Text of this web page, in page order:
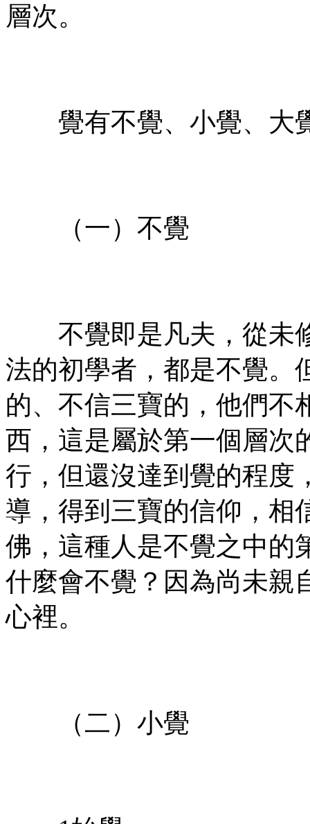
層次。
覺有不覺、小覺、大
（一）不覺
不覺即是凡夫，從未
法的初學者，都是不覺。
的、不信三寶的，他們不
西，這是屬於第一個層次
行，但還沒達到覺的程度
導，得到三寶的信仰，相
佛，這種人是不覺之中的
什麼會不覺？因為尚未親
心裡。
（二）小覺